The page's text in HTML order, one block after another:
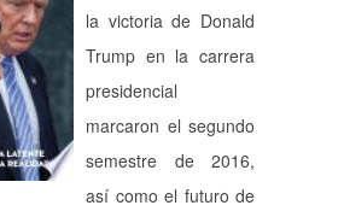
la victoria de Donald
Trump en la carrera
presidencial
marcaron el segundo
semestre de 2016,
así como el futuro de